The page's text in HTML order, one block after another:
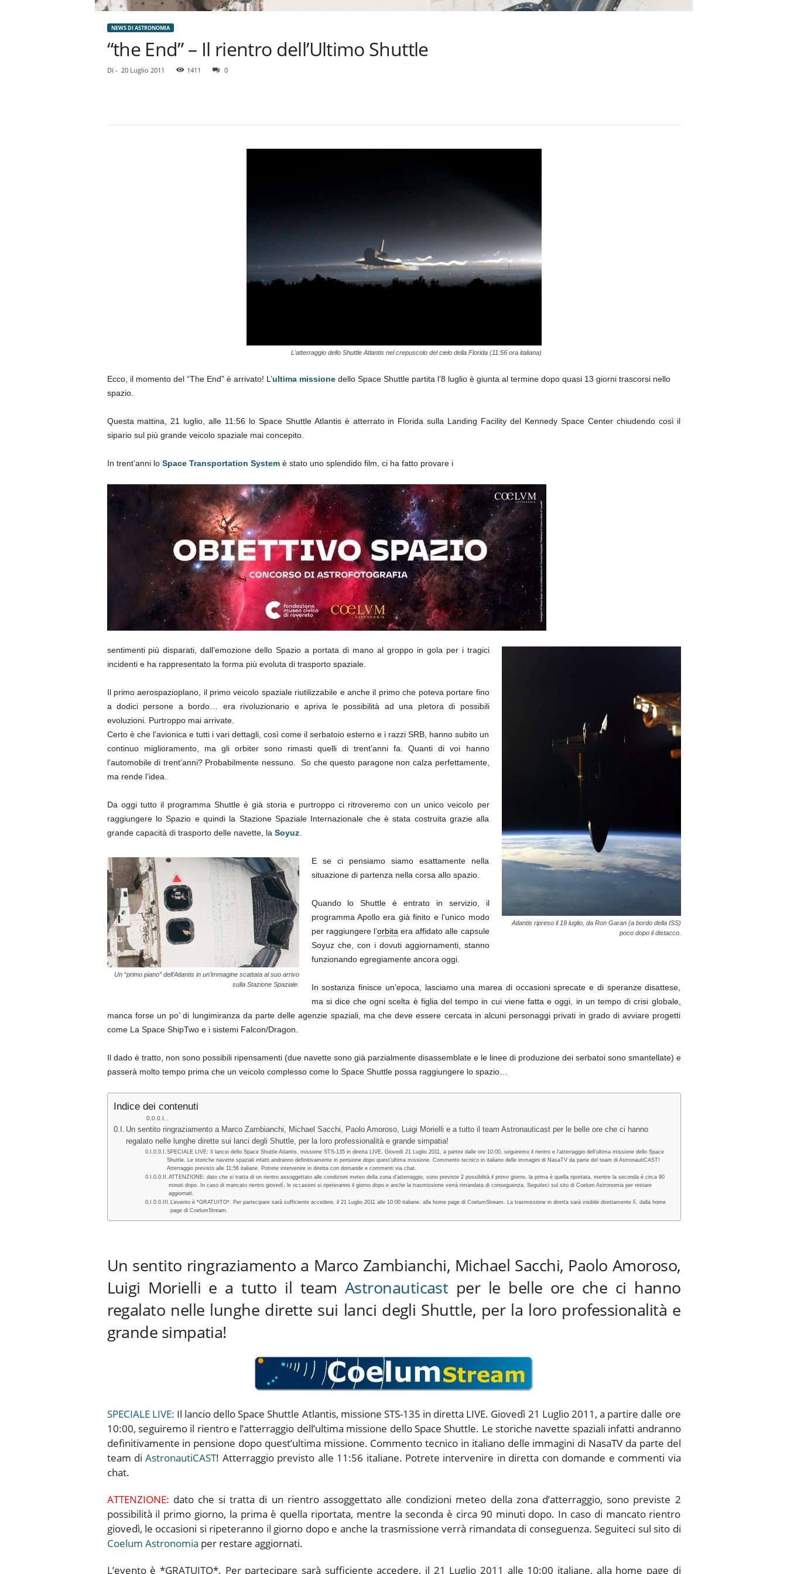
NEWS DI ASTRONOMIA
“the End” – Il rientro dell’Ultimo Shuttle
Di - 20 Luglio 2011 1411 0
L'atterraggio dello Shuttle Atlantis nel crepuscolo del cielo della Florida (11:56 ora italiana)
Ecco, il momento del “The End” è arrivato! L’ultima missionedello Space Shuttle partita l’8 luglio è giunta al termine dopo quasi 13 giorni trascorsi nello
spazio.
Questa mattina, 21 luglio, alle 11:56 lo Space Shuttle Atlantis è atterrato in Florida sulla Landing Facility del Kennedy Space Center chiudendo così il
sipario sul più grande veicolo spaziale mai concepito.
In trent’anni lo Space Transportation Systemè stato uno splendido film, ci ha fatto provare i
Atlantis ripreso il 19 luglio, da Ron Garan (a bordo della ISS)
poco dopo il distacco.
sentimenti più disparati, dall’emozione dello Spazio a portata di mano al groppo in gola per i tragici
incidenti e ha rappresentato la forma più evoluta di trasporto spaziale.
Il primo aerospazioplano, il primo veicolo spaziale riutilizzabile e anche il primo che poteva portare fino
a dodici persone a bordo… era rivoluzionario e apriva le possibilità ad una pletora di possibili
evoluzioni. Purtroppo mai arrivate.
Certo è che l’avionica e tutti i vari dettagli, così come il serbatoio esterno e i razzi SRB, hanno subito un
continuo miglioramento, ma gli orbiter sono rimasti quelli di trent’anni fa. Quanti di voi hanno
l’automobile di trent’anni? Probabilmente nessuno. So che questo paragone non calza perfettamente,
ma rende l’idea.
Da oggi tutto il programma Shuttle è già storia e purtroppo ci ritroveremo con un unico veicolo per
raggiungere lo Spazio e quindi la Stazione Spaziale Internazionale che è stata costruita grazie alla
grande capacità di trasporto delle navette, la Soyuz.
Un “primo piano” dell’Atlantis in un’immagine scattata al suo arrivo
sulla Stazione Spaziale.
E se ci pensiamo siamo esattamente nella
situazione di partenza nella corsa allo spazio.
Quando lo Shuttle è entrato in servizio, il
programma Apollo era già finito e l’unico modo
per raggiungere l’orbitaera affidato alle capsule
Soyuz che, con i dovuti aggiornamenti, stanno
funzionando egregiamente ancora oggi.
In sostanza finisce un’epoca, lasciamo una marea di occasioni sprecate e di speranze disattese,
ma si dice che ogni scelta è figlia del tempo in cui viene fatta e oggi, in un tempo di crisi globale,
manca forse un po’ di lungimiranza da parte delle agenzie spaziali, ma che deve essere cercata in alcuni personaggi privati in grado di avviare progetti
come La Space ShipTwo e i sistemi Falcon/Dragon.
Il dado è tratto, non sono possibili ripensamenti (due navette sono già parzialmente disassemblate e le linee di produzione dei serbatoi sono smantellate) e
passerà molto tempo prima che un veicolo complesso come lo Space Shuttle possa raggiungere lo spazio…
Indice dei contenuti
.
Un sentito ringraziamento a Marco Zambianchi, Michael Sacchi, Paolo Amoroso, Luigi Morielli e a tutto il team Astronauticast per le belle ore che ci hanno
regalato nelle lunghe dirette sui lanci degli Shuttle, per la loro professionalità e grande simpatia!
SPECIALE LIVE: Il lancio dello Space Shuttle Atlantis, missione STS-135 in diretta LIVE. Giovedì 21 Luglio 2011, a partire dalle ore 10:00, seguiremo il rientro e l’atterraggio dell’ultima missione dello Space
Shuttle. Le storiche navette spaziali infatti andranno definitivamente in pensione dopo quest’ultima missione. Commento tecnico in italiano delle immagini di NasaTV da parte del team di AstronautiCAST!
Atterraggio previsto alle 11:56 italiane. Potrete intervenire in diretta con domande e commenti via chat.
ATTENZIONE: dato che si tratta di un rientro assoggettato alle condizioni meteo della zona d’atterraggio, sono previste 2 possibilità il primo giorno, la prima è quella riportata, mentre la seconda è circa 90
minuti dopo. In caso di mancato rientro giovedì, le occasioni si ripeteranno il giorno dopo e anche la trasmissione verrà rimandata di conseguenza. Seguiteci sul sito di Coelum Astronomia per restare
aggiornati.
L’evento è *GRATUITO*. Per partecipare sarà sufficiente accedere, il 21 Luglio 2011 alle 10:00 italiane, alla home page di CoelumStream. La trasmissione in diretta sarà visibile direttamente lì, dalla home
page di CoelumStream.
Un sentito ringraziamento a Marco Zambianchi, Michael Sacchi, Paolo Amoroso,
Luigi Morielli e a tutto il team Astronauticast per le belle ore che ci hanno
regalato nelle lunghe dirette sui lanci degli Shuttle, per la loro professionalità e
grande simpatia!
SPECIALE LIVE: Il lancio dello Space Shuttle Atlantis, missione STS-135 in diretta LIVE. Giovedì 21 Luglio 2011, a partire dalle ore
10:00, seguiremo il rientro e l’atterraggio dell’ultima missione dello Space Shuttle. Le storiche navette spaziali infatti andranno
definitivamente in pensione dopo quest’ultima missione. Commento tecnico in italiano delle immagini di NasaTV da parte del
team di AstronautiCAST! Atterraggio previsto alle 11:56 italiane. Potrete intervenire in diretta con domande e commenti via
chat.
ATTENZIONE: dato che si tratta di un rientro assoggettato alle condizioni meteo della zona d’atterraggio, sono previste 2
possibilità il primo giorno, la prima è quella riportata, mentre la seconda è circa 90 minuti dopo. In caso di mancato rientro
giovedì, le occasioni si ripeteranno il giorno dopo e anche la trasmissione verrà rimandata di conseguenza. Seguiteci sul sito di
Coelum Astronomia per restare aggiornati.
L’evento è *GRATUITO*. Per partecipare sarà sufficiente accedere, il 21 Luglio 2011 alle 10:00 italiane, alla home page di